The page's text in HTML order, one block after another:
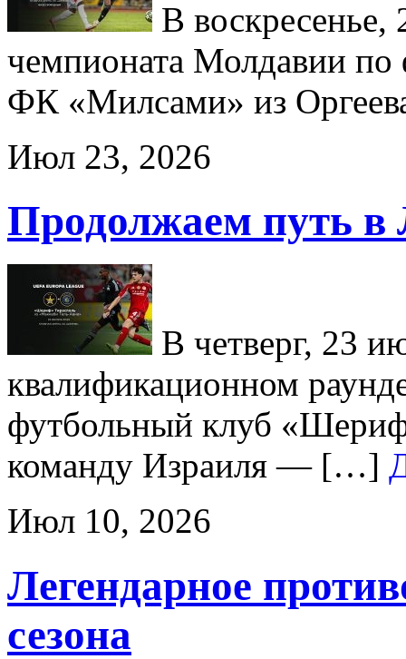
В
чемпионата Молдавии
ФК «Милсами» из
Июл 23, 2026
Продолжаем путь
В четверг, 23
квалификационном
футбольный клуб
команду Израиля — […]
Июл 10, 2026
Легендарное
сезона